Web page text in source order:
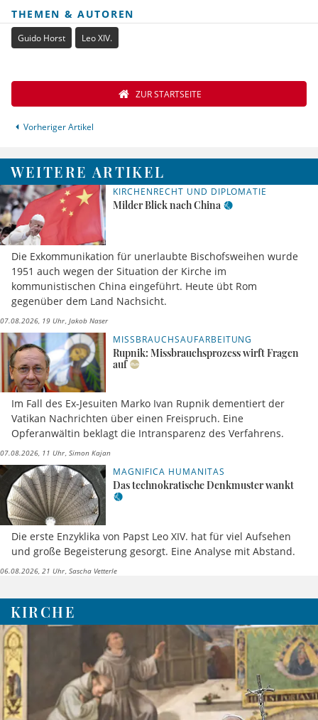
THEMEN & AUTOREN
Guido Horst Leo XIV.
Vorheriger Artikel
ZUR STARTSEITE
WEITERE ARTIKEL
KIRCHENRECHT UND DIPLOMATIE
Milder Blick nach China
Die Exkommunikation für unerlaubte Bischofsweihen wurde
1951 auch wegen der Situation der Kirche im
kommunistischen China eingeführt. Heute übt Rom
gegenüber dem Land Nachsicht.
07.08.2026, 19 Uhr Jakob Naser
MISSBRAUCHSAUFARBEITUNG
Rupnik: Missbrauchsprozess wirft Fragen
auf
Im Fall des Ex-Jesuiten Marko Ivan Rupnik dementiert der
Vatikan Nachrichten über einen Freispruch. Eine
Opferanwältin beklagt die Intransparenz des Verfahrens.
07.08.2026, 11 Uhr Simon Kajan
MAGNIFICA HUMANITAS
Das technokratische Denkmuster wankt
Die erste Enzyklika von Papst Leo XIV. hat für viel Aufsehen
und große Begeisterung gesorgt. Eine Analyse mit Abstand.
06.08.2026, 21 Uhr Sascha Vetterle
KIRCHE